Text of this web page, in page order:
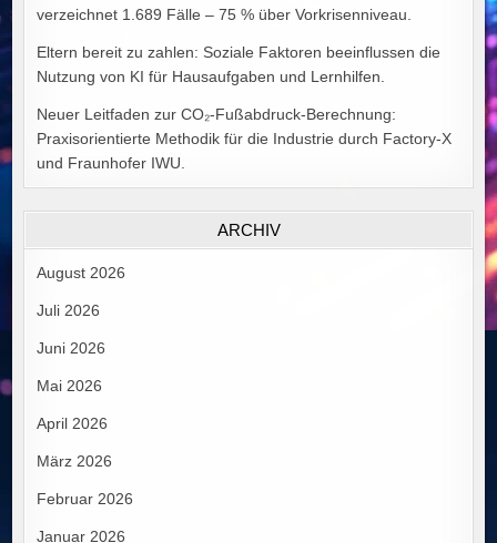
verzeichnet 1.689 Fälle – 75 % über Vorkrisenniveau.
Eltern bereit zu zahlen: Soziale Faktoren beeinflussen die
Nutzung von KI für Hausaufgaben und Lernhilfen.
Neuer Leitfaden zur CO₂-Fußabdruck-Berechnung:
Praxisorientierte Methodik für die Industrie durch Factory-X
und Fraunhofer IWU.
ARCHIV
August 2026
Juli 2026
Juni 2026
Mai 2026
April 2026
März 2026
Februar 2026
Januar 2026